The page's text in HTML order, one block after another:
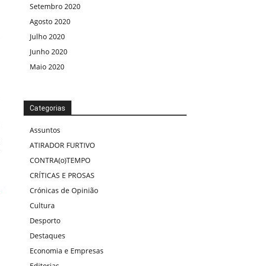
Setembro 2020
Agosto 2020
Julho 2020
Junho 2020
Maio 2020
Categorias
Assuntos
ATIRADOR FURTIVO
CONTRA(o)TEMPO
CRÍTICAS E PROSAS
Crónicas de Opinião
Cultura
Desporto
Destaques
Economia e Empresas